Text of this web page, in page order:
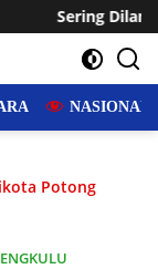
Sukaraja
NASIONAL
Potong